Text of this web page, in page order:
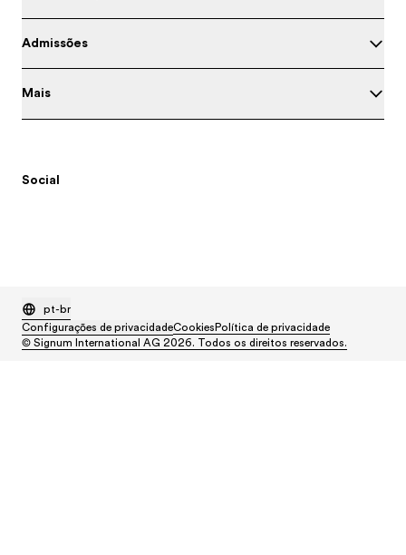
Admissões
Mais
Social
pt-br
Configurações de privacidadeCookies Política de privacidade
© Signum International AG 2026. Todos os direitos reservados.